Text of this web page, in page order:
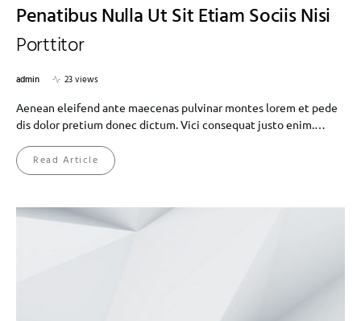
Penatibus Nulla Ut Sit Etiam Sociis Nisi
Porttitor
admin
23 views
Aenean eleifend ante maecenas pulvinar montes lorem et pede
dis dolor pretium donec dictum. Vici consequat justo enim.…
Read Article